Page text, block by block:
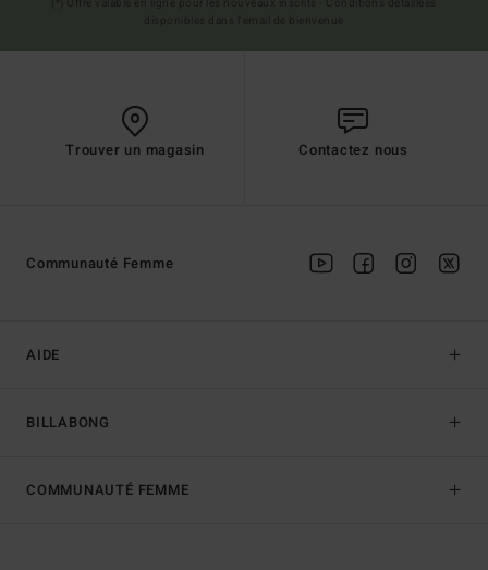
Trouver un magasin Contactez nous
AIDE
BILLABONG
Communauté Femme
COMMUNAUTÉ FEMME